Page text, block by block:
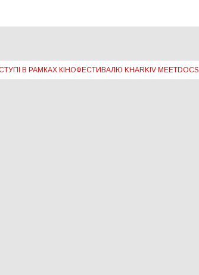
В РАМКАХ КІНОФЕСТИВАЛЮ KHARKIV MEETDOCS